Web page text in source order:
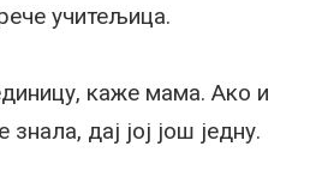
учитељица.
каже мама. Ако и
дај јој још једну.